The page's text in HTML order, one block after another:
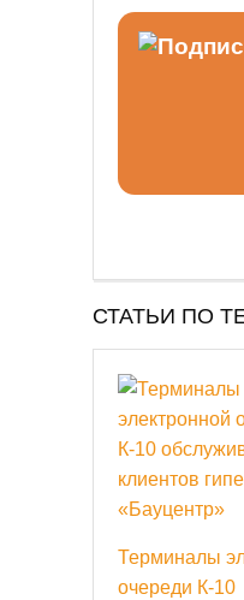
СТАТЬИ ПО
Терминалы
очереди К-10